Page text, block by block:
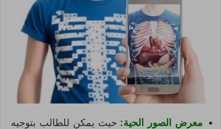
معرض الصور الحية: حيث يمكن للطالب بتوجيه